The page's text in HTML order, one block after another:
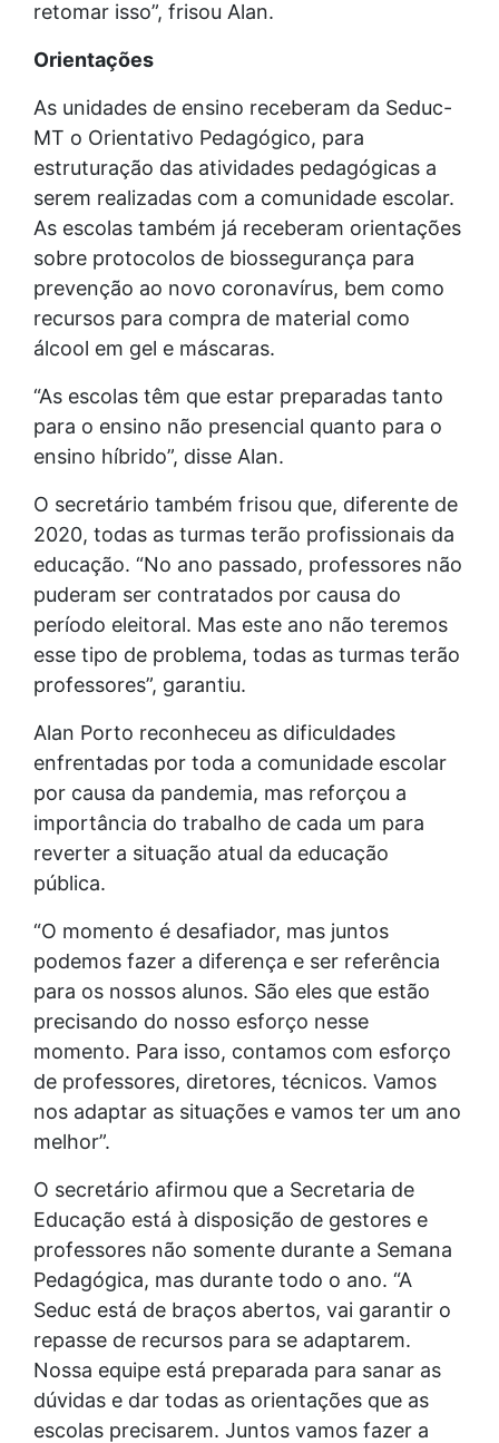
retomar isso”, frisou Alan.
Orientações
As unidades de ensino receberam da Seduc-
MT o Orientativo Pedagógico, para
estruturação das atividades pedagógicas a
serem realizadas com a comunidade escolar.
As escolas também já receberam orientações
sobre protocolos de biossegurança para
prevenção ao novo coronavírus, bem como
recursos para compra de material como
álcool em gel e máscaras.
“As escolas têm que estar preparadas tanto
para o ensino não presencial quanto para o
ensino híbrido”, disse Alan.
O secretário também frisou que, diferente de
2020, todas as turmas terão profissionais da
educação. “No ano passado, professores não
puderam ser contratados por causa do
período eleitoral. Mas este ano não teremos
esse tipo de problema, todas as turmas terão
professores”, garantiu.
Alan Porto reconheceu as dificuldades
enfrentadas por toda a comunidade escolar
por causa da pandemia, mas reforçou a
importância do trabalho de cada um para
reverter a situação atual da educação
pública.
“O momento é desafiador, mas juntos
podemos fazer a diferença e ser referência
para os nossos alunos. São eles que estão
precisando do nosso esforço nesse
momento. Para isso, contamos com esforço
de professores, diretores, técnicos. Vamos
nos adaptar as situações e vamos ter um ano
melhor”.
O secretário afirmou que a Secretaria de
Educação está à disposição de gestores e
professores não somente durante a Semana
Pedagógica, mas durante todo o ano. “A
Seduc está de braços abertos, vai garantir o
repasse de recursos para se adaptarem.
Nossa equipe está preparada para sanar as
dúvidas e dar todas as orientações que as
escolas precisarem. Juntos vamos fazer a